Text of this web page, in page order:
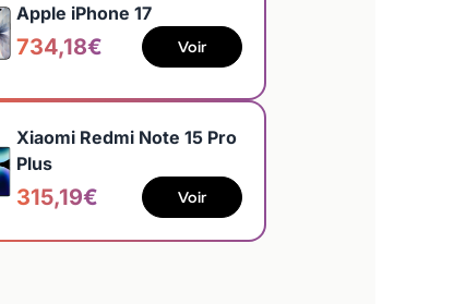
Apple iPhone 17
734,18€ Voir
Xiaomi Redmi Note 15 Pro
Plus
315,19€ Voir